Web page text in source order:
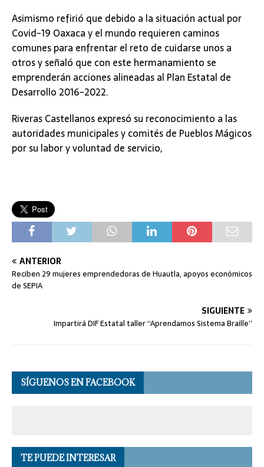
Asimismo refirió que debido a la situación actual por
Covid-19 Oaxaca y el mundo requieren caminos
comunes para enfrentar el reto de cuidarse unos a
otros y señaló que con este hermanamiento se
emprenderán acciones alineadas al Plan Estatal de
Desarrollo 2016-2022.
Riveras Castellanos expresó su reconocimiento a las
autoridades municipales y comités de Pueblos Mágicos
por su labor y voluntad de servicio,
ANTERIOR
Reciben 29 mujeres emprendedoras de Huautla, apoyos económicos
de SEPIA
SIGUIENTE
Impartirá DIF Estatal taller “Aprendamos Sistema Braille”
SÍGUENOS EN FACEBOOK
TE PUEDE INTERESAR